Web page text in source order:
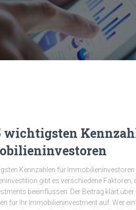
wichtigsten
Kennzahlen für Immobilieninvestoren
gibt es verschiedene Faktoren,
beeinflussen. Der Beitrag klärt
für Ihr Immobilieninvestment auf. Wer ein